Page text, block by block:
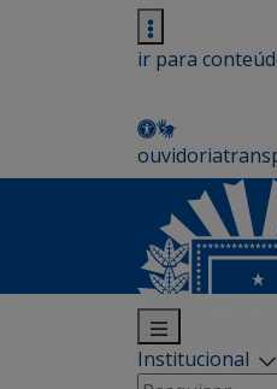
ir para
ouvidoria
Institucional